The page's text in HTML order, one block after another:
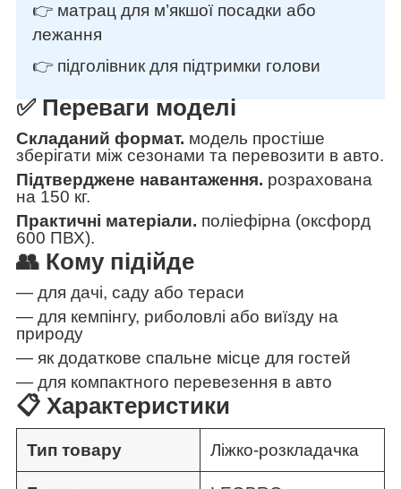
👉 матрац для м’якшої посадки або
лежання
👉 підголівник для підтримки голови
✅ Переваги моделі
Складаний формат. модель простіше
зберігати між сезонами та перевозити в авто.
Підтверджене навантаження. розрахована
на 150 кг.
Практичні матеріали. поліефірна (оксфорд
600 ПВХ).
👥 Кому підійде
— для дачі, саду або тераси
— для кемпінгу, риболовлі або виїзду на
природу
— як додаткове спальне місце для гостей
— для компактного перевезення в авто
📋 Характеристики
Тип товару Ліжко-розкладачка